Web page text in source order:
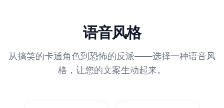
语音风格
从搞笑的卡通角色到恐怖的反派——选择一种语音风
格，让您的文案生动起来。